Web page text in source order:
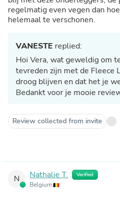
regelmatig even vegen dan
helemaal te verschonen.
VANESTE replied:
Hoi Vera, wat geweldig om
tevreden zijn met de Fleece
droog blijven en dat het je
Bedankt voor je mooie
Review collected from invite
N Nathalie T. Verified
Belgium